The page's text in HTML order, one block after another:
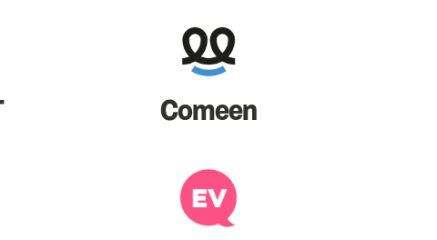
Comeen